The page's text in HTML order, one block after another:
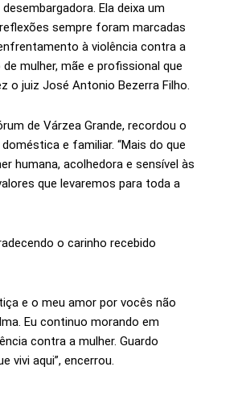
Ela deixa um
sempre foram marcadas
à violência contra a
mulher, mãe e profissional que
o juiz José Antonio Bezerra Filho.
de Várzea Grande, recordou o
e familiar. “Mais do que
humana, acolhedora e sensível às
que levaremos para toda a
o carinho recebido
e o meu amor por vocês não
Eu continuo morando em
contra a mulher. Guardo
vivi aqui”, encerrou.